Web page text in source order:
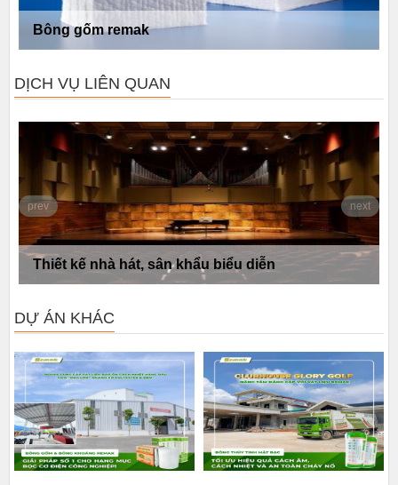
Bông gốm remak
DỊCH VỤ LIÊN QUAN
Thiết kế nhà hát, sân khẩu biểu diễn
prev next
DỰ ÁN KHÁC